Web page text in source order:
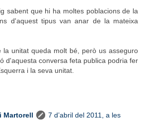
sabent que hi ha moltes poblacions de la
d'aquest tipus van anar de la mateixa
la unitat queda molt bé, però us asseguro
d'aquesta conversa feta publica podria fer
i la seva unitat.
Martorell
7 d’abril del 2011, a les